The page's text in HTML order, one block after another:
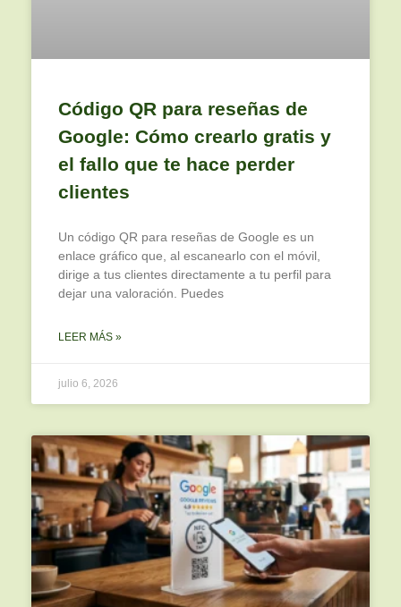
Código QR para reseñas de
Google: Cómo crearlo gratis y
el fallo que te hace perder
clientes
Un código QR para reseñas de Google es un
enlace gráfico que, al escanearlo con el móvil,
dirige a tus clientes directamente a tu perfil para
dejar una valoración. Puedes
LEER MÁS »
julio 6, 2026